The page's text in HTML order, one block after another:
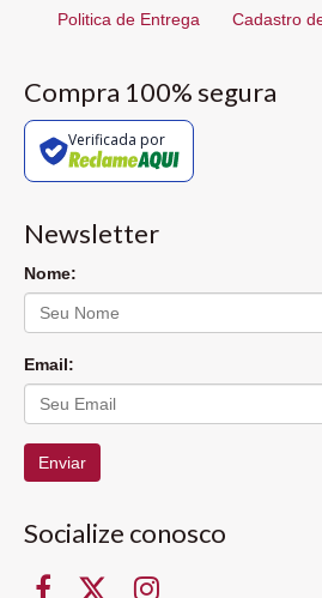
Politica de Entrega Cadastro
Compra 100% segura
Verificada por
Newsletter
Nome:
Email:
Enviar
Socialize conosco